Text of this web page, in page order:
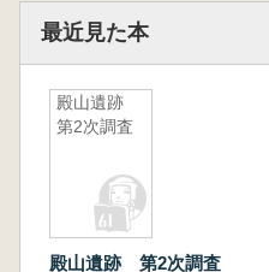
最近見た本
殿山遺跡
第2次調査
殿山遺跡 第2次調査